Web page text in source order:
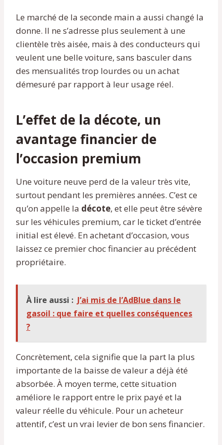
Le marché de la seconde main a aussi changé la
donne. Il ne s’adresse plus seulement à une
clientèle très aisée, mais à des conducteurs qui
veulent une belle voiture, sans basculer dans
des mensualités trop lourdes ou un achat
démesuré par rapport à leur usage réel.
L’effet de la décote, un
avantage financier de
l’occasion premium
Une voiture neuve perd de la valeur très vite,
surtout pendant les premières années. C’est ce
qu’on appelle la décote, et elle peut être sévère
sur les véhicules premium, car le ticket d’entrée
initial est élevé. En achetant d’occasion, vous
laissez ce premier choc financier au précédent
propriétaire.
À lire aussi : J’ai mis de l’AdBlue dans le
gasoil : que faire et quelles conséquences
?
Concrètement, cela signifie que la part la plus
importante de la baisse de valeur a déjà été
absorbée. À moyen terme, cette situation
améliore le rapport entre le prix payé et la
valeur réelle du véhicule. Pour un acheteur
attentif, c’est un vrai levier de bon sens financier.